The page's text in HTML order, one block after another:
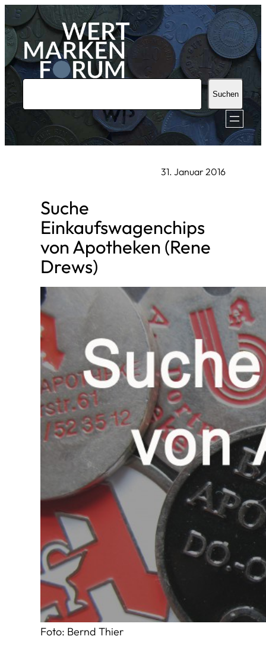
Zum
Inhalt
springen
u
h
Suchen
31. Januar 2016
Suche
Einkaufswagenchips
von Apotheken (Rene
Drews)
Foto: Bernd Thier